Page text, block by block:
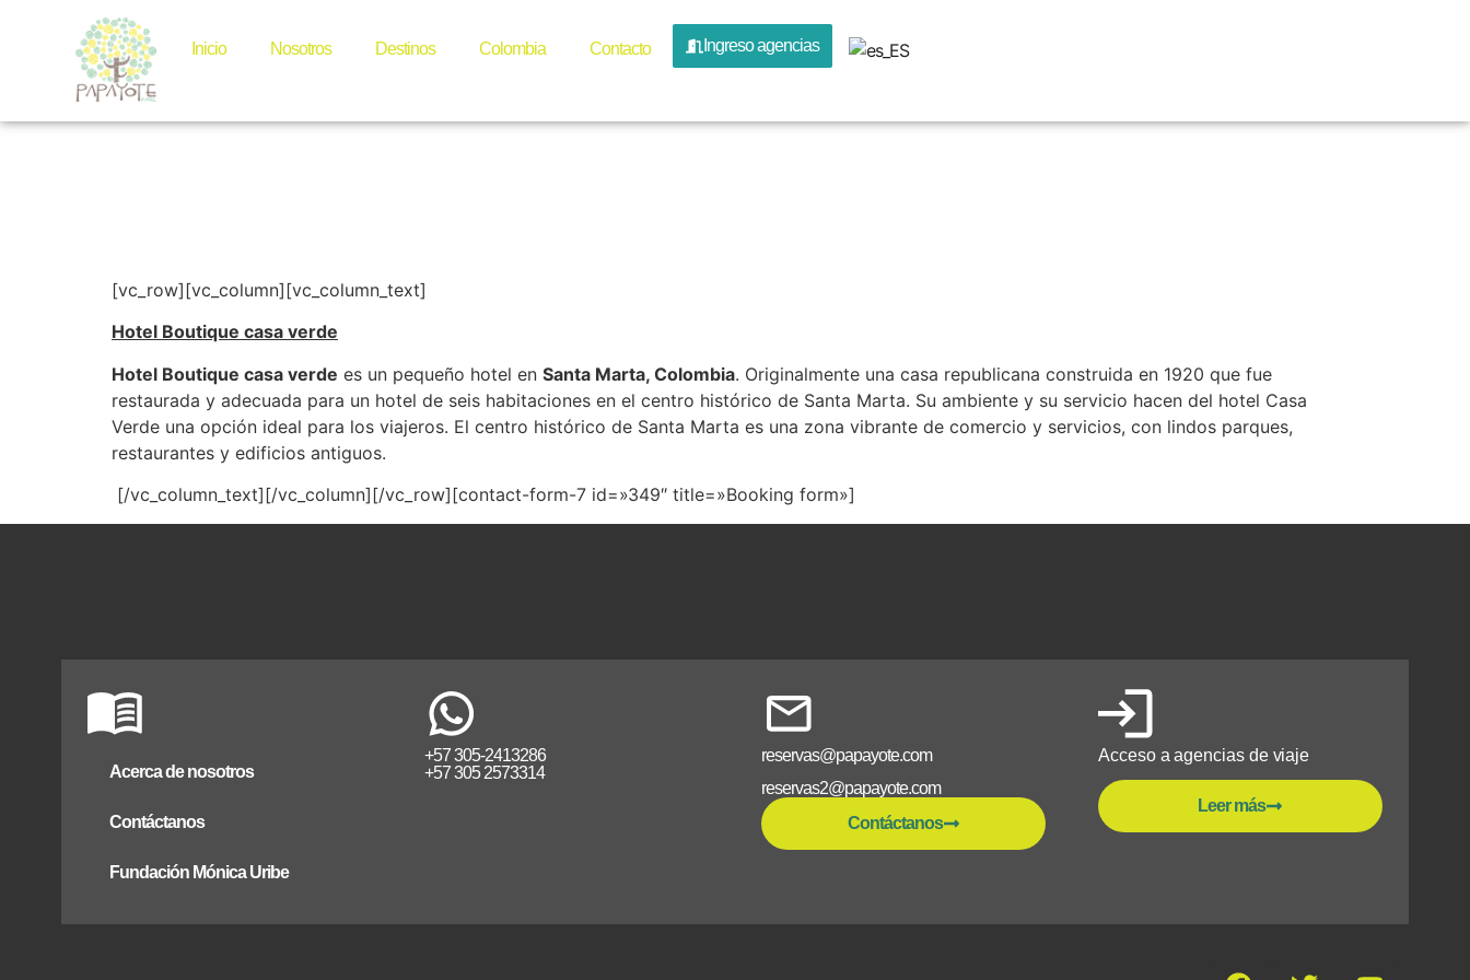
Inicio Nosotros Destinos Colombia Contacto Ingreso agencias
Hotel Boutique casa
[vc_row][vc_column][vc_column_text]
Hotel Boutique casa verde
Hotel Boutique casa verde es un pequeño hotel en Santa Marta, Colombia. Originalmente una casa republicana construida en 1920 que fue
restaurada y adecuada para un hotel de seis habitaciones en el centro histórico de Santa Marta. Su ambiente y su servicio hacen del hotel Casa
Verde una opción ideal para los viajeros. El centro histórico de Santa Marta es una zona vibrante de comercio y servicios, con lindos parques,
restaurantes y edificios antiguos.
[/vc_column_text][/vc_column][/vc_row][contact-form-7 id=»349″ title=»Booking form»]
Acerca de nosotros
Contáctanos
Fundación Mónica Uribe
+57 305-2413286
+57 305 2573314
reservas@papayote.com
reservas2@papayote.com
Contáctanos
Acceso a agencias de viaje
Leer más